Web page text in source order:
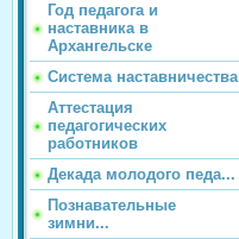
Год педагога и
наставника в
Архангельске
Система наставничества
Аттестация
педагогических
работников
Декада молодого педа...
Познавательные
зимни...